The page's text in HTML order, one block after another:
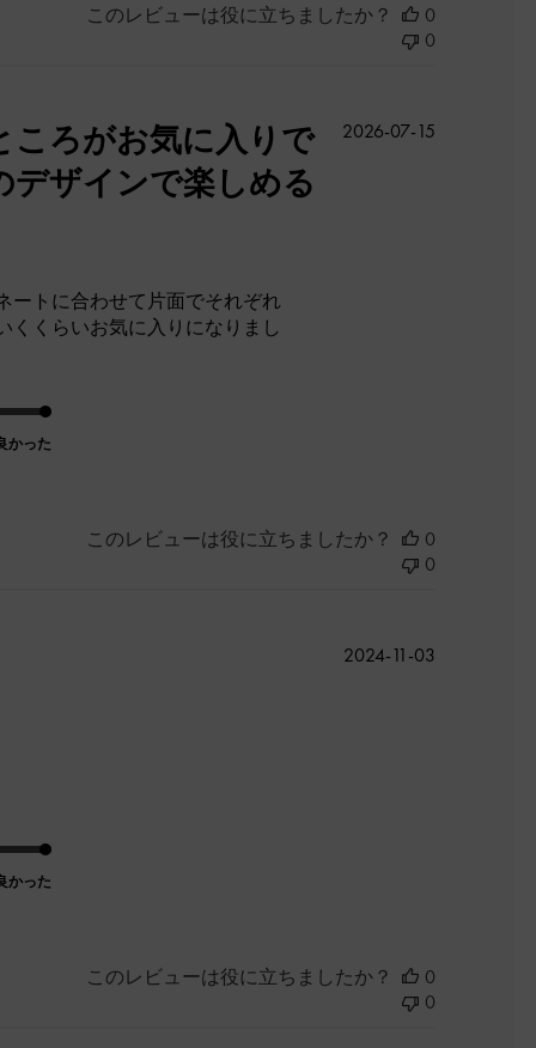
このレビューは役に立ちましたか？
0
0
ころがお気に入りで
ザインで楽しめる
ートに合わせて片面でそれぞれ
くくらいお気に入りになりまし
かった
公
2026-07-15
このレビューは役に立ちましたか？
0
0
かった
公
2024-11-03
このレビューは役に立ちましたか？
0
0